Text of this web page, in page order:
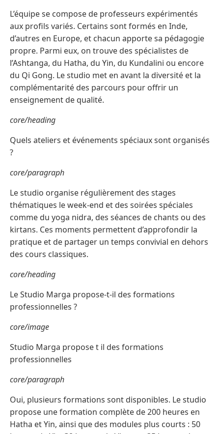
L’équipe se compose de professeurs expérimentés
aux profils variés. Certains sont formés en Inde,
d’autres en Europe, et chacun apporte sa pédagogie
propre. Parmi eux, on trouve des spécialistes de
l’Ashtanga, du Hatha, du Yin, du Kundalini ou encore
du Qi Gong. Le studio met en avant la diversité et la
complémentarité des parcours pour offrir un
enseignement de qualité.
core/heading
Quels ateliers et événements spéciaux sont organisés
?
core/paragraph
Le studio organise régulièrement des stages
thématiques le week-end et des soirées spéciales
comme du yoga nidra, des séances de chants ou des
kirtans. Ces moments permettent d’approfondir la
pratique et de partager un temps convivial en dehors
des cours classiques.
core/heading
Le Studio Marga propose-t-il des formations
professionnelles ?
core/image
Studio Marga propose t il des formations
professionnelles
core/paragraph
Oui, plusieurs formations sont disponibles. Le studio
propose une formation complète de 200 heures en
Hatha et Yin, ainsi que des modules plus courts : 50